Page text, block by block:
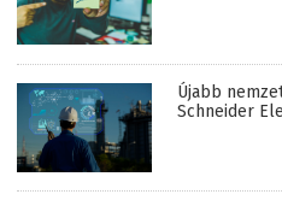
Újabb
Schneider